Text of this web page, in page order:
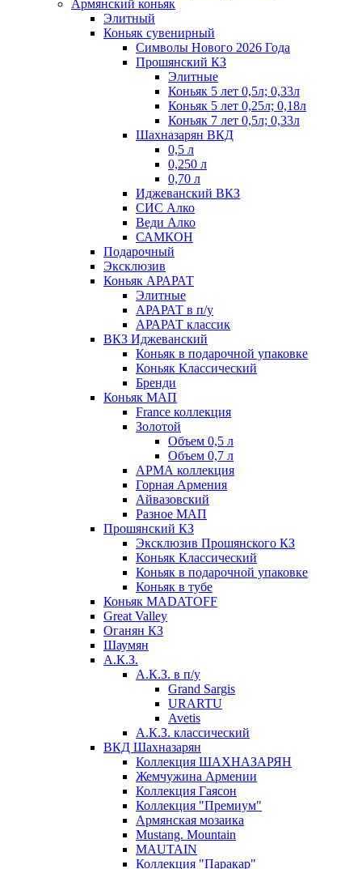
Армянский коньяк
Элитный
Коньяк сувенирный
Символы Нового 2026 Года
Прошянский КЗ
Элитные
Коньяк 5 лет 0,5л; 0,33л
Коньяк 5 лет 0,25л; 0,18л
Коньяк 7 лет 0,5л; 0,33л
Шахназарян ВКД
0,5 л
0,250 л
0,70 л
Иджеванский ВКЗ
СИС Алко
Веди Алко
САМКОН
Подарочный
Эксклюзив
Коньяк АРАРАТ
Элитные
АРАРАТ в п/у
АРАРАТ классик
ВКЗ Иджеванский
Коньяк в подарочной упаковке
Коньяк Классический
Бренди
Коньяк МАП
France коллекция
Золотой
Объем 0,5 л
Объем 0,7 л
АРМА коллекция
Горная Армения
Айвазовский
Разное МАП
Прошянский КЗ
Эксклюзив Прошянского КЗ
Коньяк Классический
Коньяк в подарочной упаковке
Коньяк в тубе
Коньяк MADATOFF
Great Valley
Оганян КЗ
Шаумян
А.К.З.
А.К.З. в п/у
Grand Sargis
URARTU
Avetis
А.К.З. классический
ВКД Шахназарян
Коллекция ШАХНАЗАРЯН
Жемчужина Армении
Коллекция Гаясон
Коллекция "Премиум"
Армянская мозаика
Mustang. Mountain
MAUTAIN
Коллекция "Паракар"